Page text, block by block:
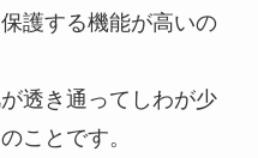
護する機能が高いの
透き通ってしわが少
ことです。